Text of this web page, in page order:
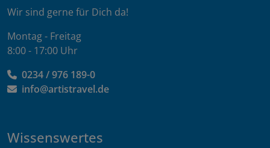
Wir sind gerne für Dich da!
Montag - Freitag
8:00 - 17:00 Uhr
0234 / 976 189-0
info@artistravel.de
Wissenswertes